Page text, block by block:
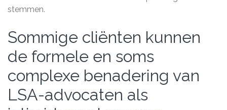
stemmen.
Sommige cliënten kunnen
de formele en soms
complexe benadering van
LSA-advocaten als